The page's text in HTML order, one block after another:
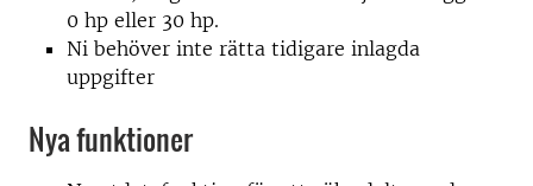
0 hp eller 30 hp.
Ni behöver inte rätta tidigare inlagda
uppgifter
Nya funktioner